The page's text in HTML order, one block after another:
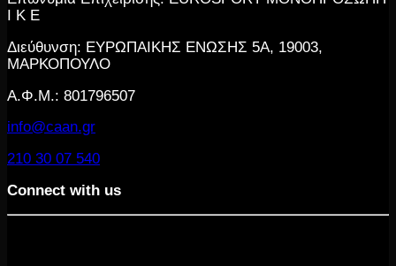
Ι Κ Ε
Διεύθυνση: ΕΥΡΩΠΑΙΚΗΣ ΕΝΩΣΗΣ 5Α, 19003,
ΜΑΡΚΟΠΟΥΛΟ
Α.Φ.Μ.: 801796507
info@caan.gr
210 30 07 540
Connect with us